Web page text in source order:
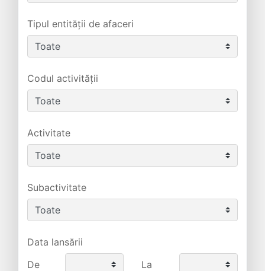
Tipul entității de afaceri
Codul activității
Activitate
Subactivitate
Data lansării
De
La